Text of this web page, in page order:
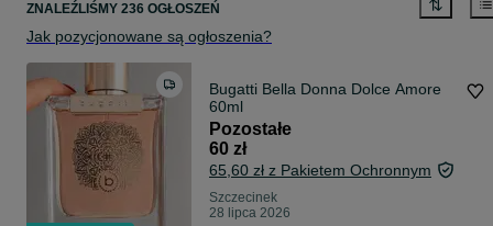
ZNALEŹLIŚMY 236 OGŁOSZEŃ
Jak pozycjonowane są ogłoszenia?
Bugatti Bella Donna Dolce Amore
60ml
Pozostałe
60 zł
65,60 zł z Pakietem Ochronnym
Szczecinek
28 lipca 2026